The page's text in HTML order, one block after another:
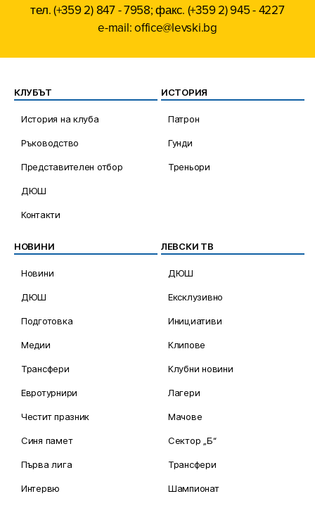
тел. (+359 2) 847 - 7958; факс. (+359 2) 945 - 4227
e-mail: office@levski.bg
КЛУБЪТ
История на клуба
Ръководство
Представителен отбор
ДЮШ
Контакти
ИСТОРИЯ
Патрон
Гунди
Треньори
НОВИНИ
Новини
ДЮШ
Подготовка
Медии
Трансфери
Евротурнири
Честит празник
Синя памет
Първа лига
Интервю
ЛЕВСКИ ТВ
ДЮШ
Ексклузивно
Инициативи
Клипове
Клубни новини
Лагери
Мачове
Сектор „Б“
Трансфери
Шампионат